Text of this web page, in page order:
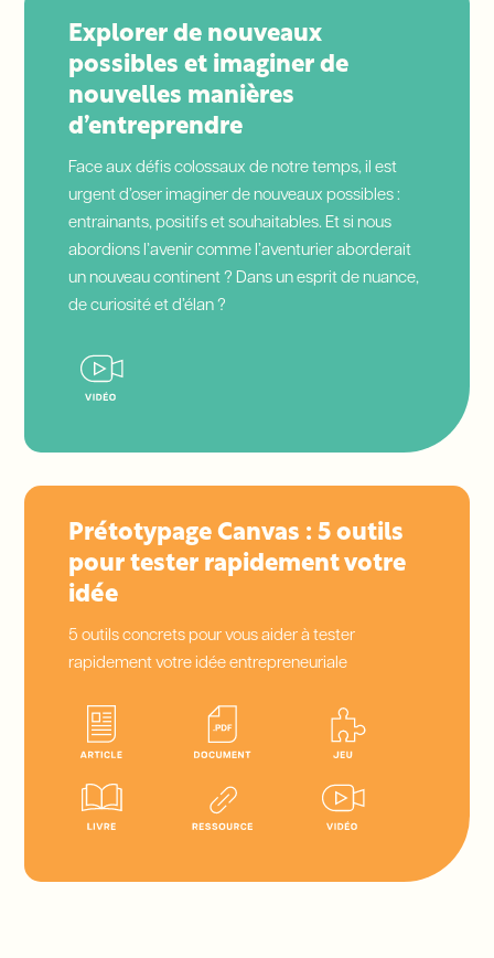
Explorer de nouveaux
possibles et imaginer de
nouvelles manières
d’entreprendre
Face aux défis colossaux de notre temps, il est
urgent d’oser imaginer de nouveaux possibles :
entrainants, positifs et souhaitables. Et si nous
abordions l’avenir comme l’aventurier aborderait
un nouveau continent ? Dans un esprit de nuance,
de curiosité et d’élan ?
Prétotypage Canvas : 5 outils
pour tester rapidement votre
idée
5 outils concrets pour vous aider à tester
rapidement votre idée entrepreneuriale